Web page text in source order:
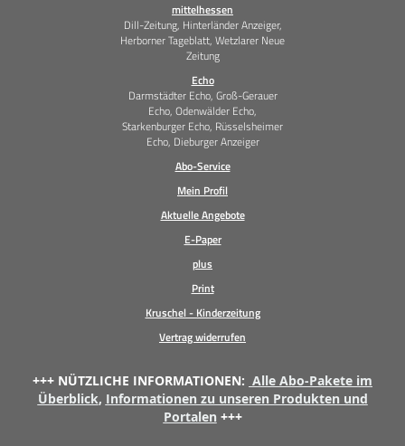
mittelhessen
Dill-Zeitung, Hinterländer Anzeiger,
Herborner Tageblatt, Wetzlarer Neue
Zeitung
Echo
Darmstädter Echo, Groß-Gerauer
Echo, Odenwälder Echo,
Starkenburger Echo, Rüsselsheimer
Echo, Dieburger Anzeiger
Abo-Service
Mein Profil
Aktuelle Angebote
E-Paper
plus
Print
Kruschel - Kinderzeitung
Vertrag widerrufen
+++ NÜTZLICHE INFORMATIONEN: Alle Abo-Pakete im
Überblick, Informationen zu unseren Produkten und
Portalen +++